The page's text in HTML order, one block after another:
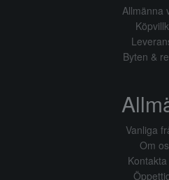
Allmänna
Byten &
Vanliga
Om